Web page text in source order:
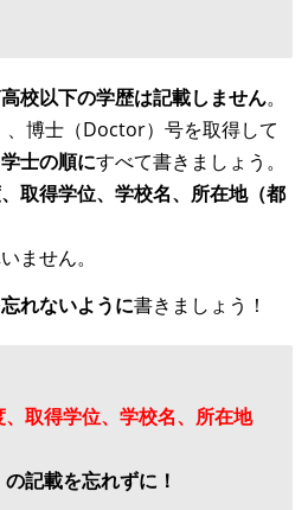
高校以下の学歴は記載しません。
、博士（Doctor）号を取得して
士の順にすべて書きましょう。
、取得学位、学校名、所在地（都
ません。
れないように書きましょう！
、取得学位、学校名、所在地
の記載を忘れずに！